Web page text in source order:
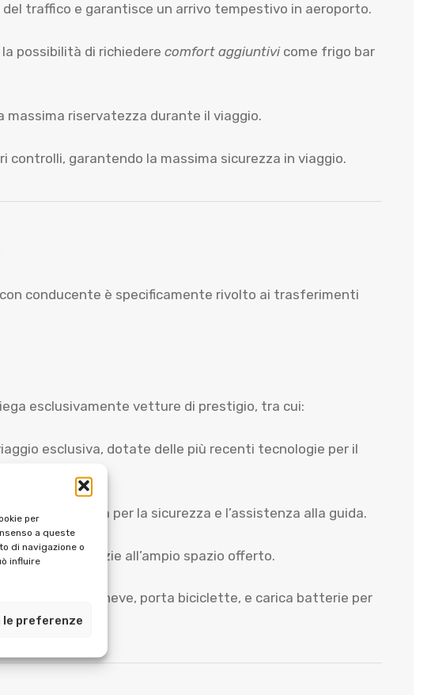
per
a queste
di navigazione o
influire
le preferenze
traffico e garantisce un arrivo tempestivo in aeroporto.
possibilità di richiedere comfort aggiuntivicome frigo bar
massima riservatezza durante il viaggio.
garantendo la massima sicurezza in viaggio.
conducente è specificamente rivolto ai trasferimenti
esclusivamente vetture di prestigio, tra cui:
esclusiva, dotate delle più recenti tecnologie per il
per la sicurezza e l’assistenza alla guida.
di bagagli, grazie all’ampio spazio offerto.
gomme da neve, porta biciclette, e carica batterie per